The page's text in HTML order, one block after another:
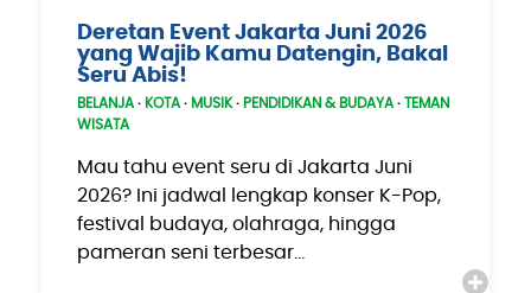
Deretan Event Jakarta Juni 2026
yang Wajib Kamu Datengin, Bakal
Seru Abis!
BELANJA· KOTA· MUSIK· PENDIDIKAN & BUDAYA· TEMAN
WISATA
Mau tahu event seru di Jakarta Juni
2026? Ini jadwal lengkap konser K-Pop,
festival budaya, olahraga, hingga
pameran seni terbesar…